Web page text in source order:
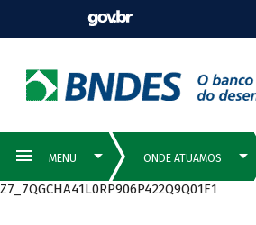
Z7_7QGCHA41L0RP906P422Q9Q01F1